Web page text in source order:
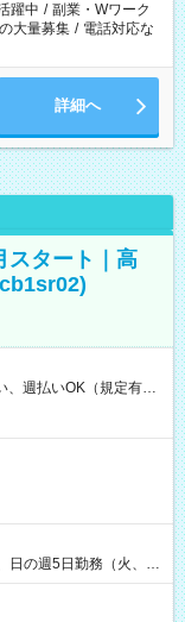
躍中 / 副業・Wワーク
大量募集 / 電話対応な
詳細へ
スタート｜高
日の週5日勤務（火、水
休暇有り！） ・ワンシ